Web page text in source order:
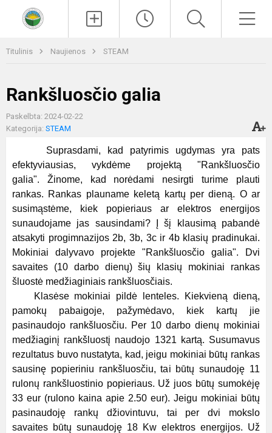
Titulinis Naujienos STEAM
Rankšluosčio galia
Paskelbta: 2024-02-22
Kategorija: STEAM
Suprasdami, kad patyrimis ugdymas yra pats
efektyviausias, vykdėme projektą "Rankšluosčio
galia". Žinome, kad norėdami nesirgti turime plauti
rankas. Rankas plauname keletą kartų per dieną. O ar
susimąstėme, kiek popieriaus ar elektros energijos
sunaudojame jas sausindami? Į šį klausimą pabandė
atsakyti progimnazijos 2b, 3b, 3c ir 4b klasių pradinukai.
Mokiniai dalyvavo projekte "Rankšluosčio galia". Dvi
savaites (10 darbo dienų) šių klasių mokiniai rankas
šluostė medžiaginiais rankšluosčiais.
Klasėse mokiniai pildė lenteles. Kiekvieną dieną,
pamokų pabaigoje, pažymėdavo, kiek kartų jie
pasinaudojo rankšluosčiu. Per 10 darbo dienų mokiniai
medžiaginį rankšluostį naudojo 1321 kartą. Susumavus
rezultatus buvo nustatyta, kad, jeigu mokiniai būtų rankas
sausinę popieriniu rankšluosčiu, tai būtų sunaudoję 11
rulonų rankšluostinio popieriaus. Už juos būtų sumokėję
33 eur (rulono kaina apie 2.50 eur). Jeigu mokiniai būtų
pasinaudoję rankų džiovintuvu, tai per dvi mokslo
savaites būtų sunaudoję 18 Kw elektros energijos. Už